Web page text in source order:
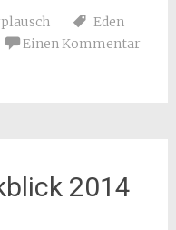
Eden
Einen Kommentar
2014